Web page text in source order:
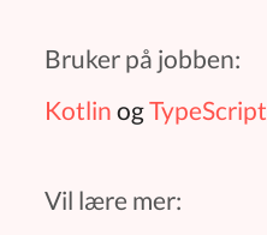
Bruker på jobben:
Kotlin ogTypeScript
Vil lære mer: